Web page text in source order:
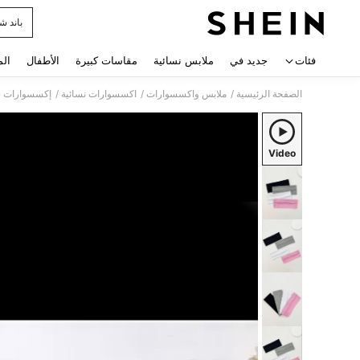
باند
فئات جديد في ملابس نسائية مقاسات كبيرة الأطفال
الصفحة الرئيسية / ملابس واكسسوارات / اكسسوارات نسائية / إكسسوارات
Video